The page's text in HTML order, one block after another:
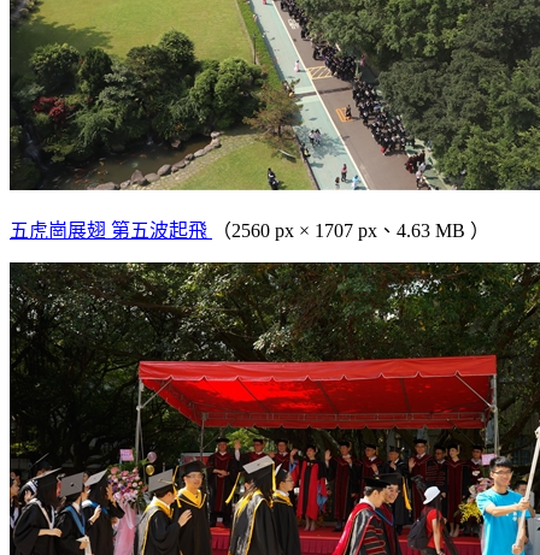
五虎崗展翅 第五波起飛 （2560 px × 1707 px、4.63 MB ）